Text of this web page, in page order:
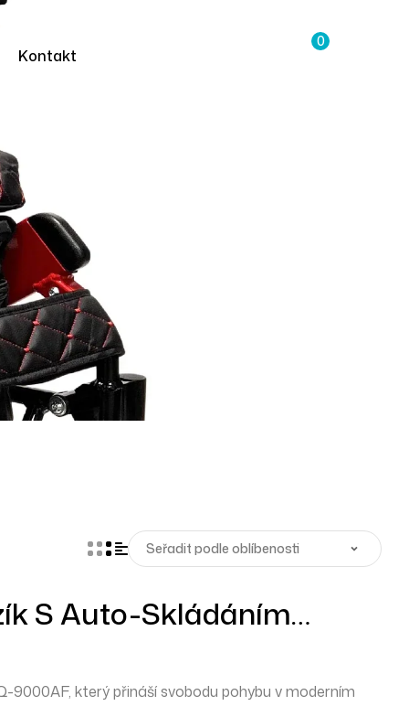
Kontakt
0
S Auto-Skládáním
9000AF, který přináší svobodu pohybu v moderním